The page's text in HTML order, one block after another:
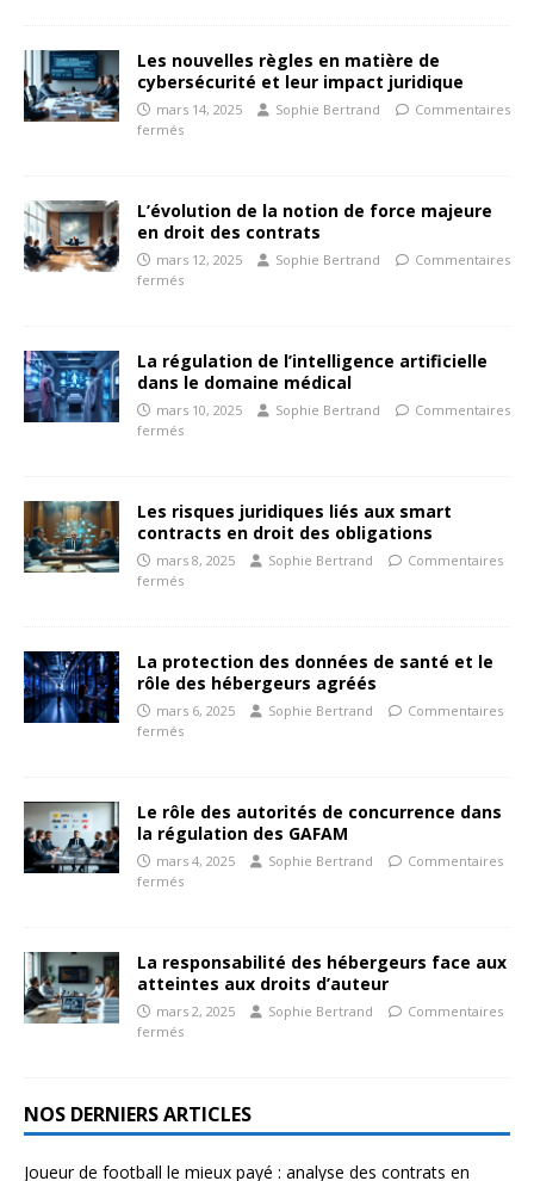
Les nouvelles règles en matière de
cybersécurité et leur impact juridique
mars 14, 2025 Sophie Bertrand
Commentaires
fermés
L’évolution de la notion de force majeure
en droit des contrats
mars 12, 2025 Sophie Bertrand
Commentaires
fermés
La régulation de l’intelligence artificielle
dans le domaine médical
mars 10, 2025 Sophie Bertrand
Commentaires
fermés
Les risques juridiques liés aux smart
contracts en droit des obligations
mars 8, 2025 Sophie Bertrand
Commentaires
fermés
La protection des données de santé et le
rôle des hébergeurs agréés
mars 6, 2025 Sophie Bertrand
Commentaires
fermés
Le rôle des autorités de concurrence dans
la régulation des GAFAM
mars 4, 2025 Sophie Bertrand
Commentaires
fermés
La responsabilité des hébergeurs face aux
atteintes aux droits d’auteur
mars 2, 2025 Sophie Bertrand
Commentaires
fermés
NOS DERNIERS ARTICLES
Joueur de football le mieux payé : analyse des contrats en